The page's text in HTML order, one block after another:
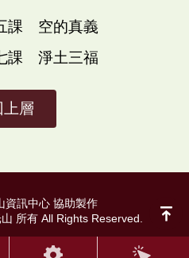
課 空的真義
課 淨土三福
上層
資訊中心 協助製作
所有 All Rights Reserved.